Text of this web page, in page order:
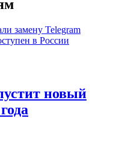
замену Telegram
в России
новый